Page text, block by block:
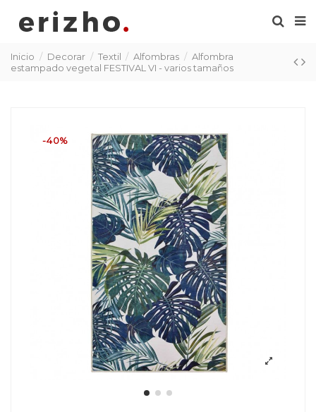
Inicio Decorar Textil Alfombras
Alfombra
estampado vegetal FESTIVAL VI - varios tamaños
-40%